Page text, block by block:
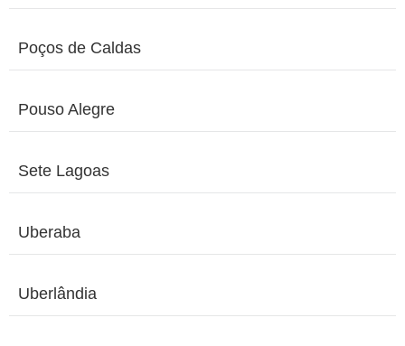
Poços de Caldas
Pouso Alegre
Sete Lagoas
Uberaba
Uberlândia